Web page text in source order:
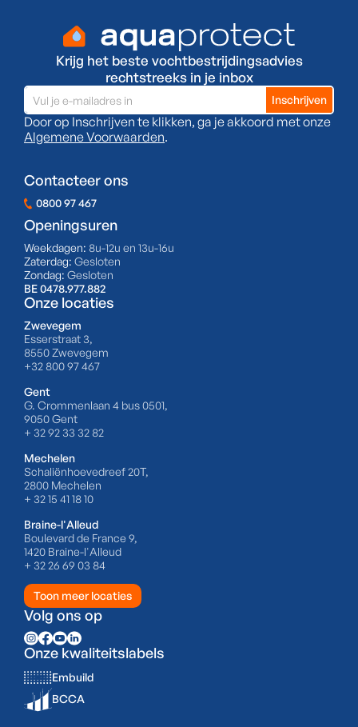
Krijg het beste vochtbestrijdingsadvies
rechtstreeks in je inbox
Door op Inschrijven te klikken, ga je akkoord met onze
Algemene Voorwaarden.
Contacteer ons
0800 97 467
Openingsuren
Weekdagen: 8u-12u en 13u-16u
Zaterdag: Gesloten
Zondag: Gesloten
BE 0478.977.882
Onze locaties
Zwevegem
Esserstraat 3,
8550 Zwevegem
+32 800 97 467
Gent
G. Crommenlaan 4 bus 0501,
9050 Gent
+ 32 92 33 32 82
Mechelen
Schaliënhoevedreef 20T,
2800 Mechelen
+ 32 15 41 18 10
Braine-l'Alleud
Boulevard de France 9,
1420 Braine-l'Alleud
+ 32 26 69 03 84
Toon meer locaties
Volg ons op
Onze kwaliteitslabels
Embuild
BCCA